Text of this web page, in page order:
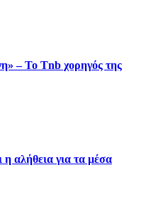
– Το Tnb χορηγός της
η αλήθεια για τα μέσα